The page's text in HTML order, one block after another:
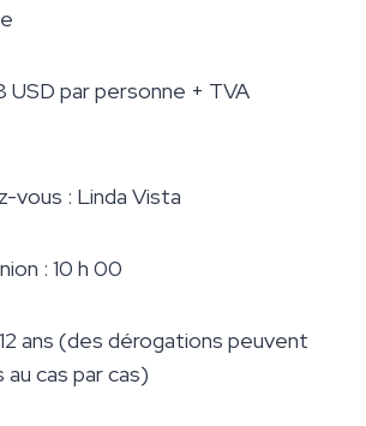
par personne + TVA
vous : Linda Vista
: 10 h 00
ans (des dérogations peuvent
cas par cas)